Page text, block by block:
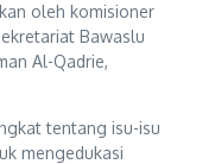
oleh komisioner
Bawaslu
Al-Qadrie,
tentang isu-isu
mengedukasi